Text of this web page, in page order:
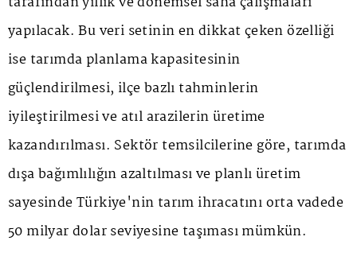
yapılacak. Bu veri setinin en dikkat çeken özelliği
ise tarımda planlama kapasitesinin
güçlendirilmesi, ilçe bazlı tahminlerin
iyileştirilmesi ve atıl arazilerin üretime
kazandırılması. Sektör temsilcilerine göre, tarımda
dışa bağımlılığın azaltılması ve planlı üretim
sayesinde Türkiye'nin tarım ihracatını orta vadede
50 milyar dolar seviyesine taşıması mümkün.